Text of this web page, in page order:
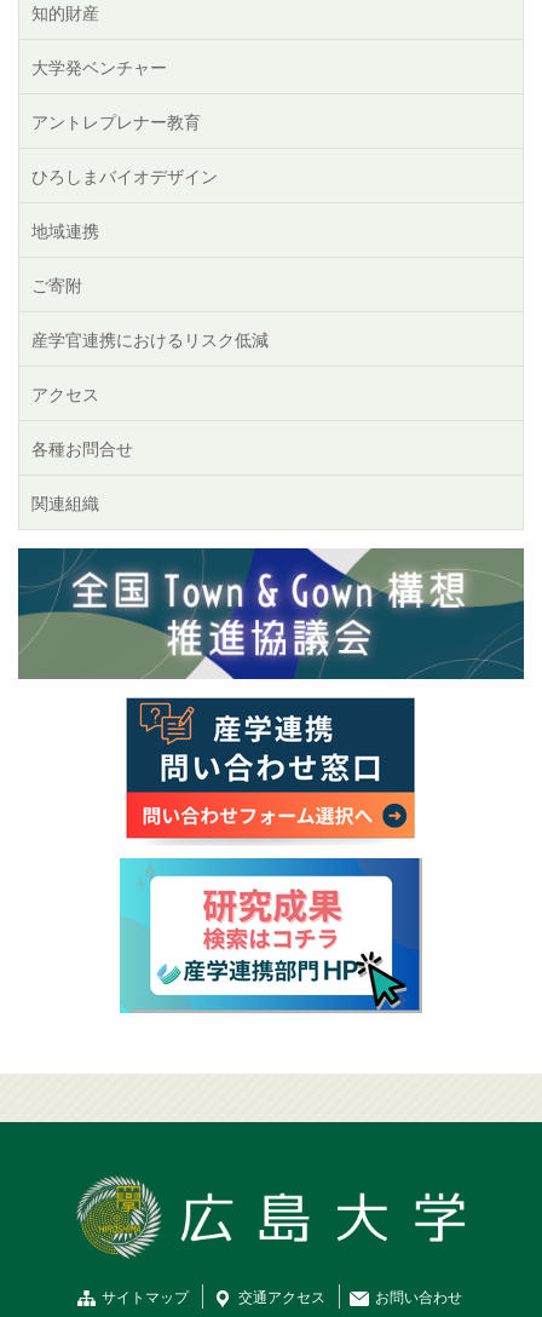
知的財産
大学発ベンチャー
アントレプレナー教育
ひろしまバイオデザイン
地域連携
ご寄附
産学官連携におけるリスク低減
アクセス
各種お問合せ
関連組織
サイトマップ 交通アクセス お問い合わせ